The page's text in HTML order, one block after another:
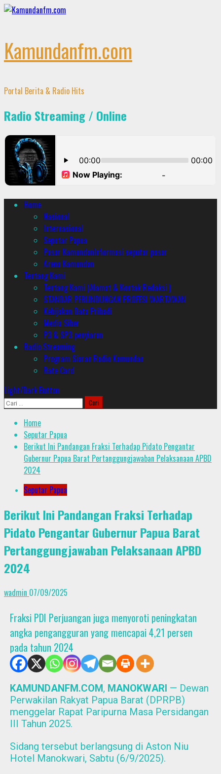
Skip
Kamundanfm.com
Portal Berita & Radio Hits
Radio Streaming / Online
PrimaryHome
Nasional
Internasional
Seputar Papua
Pasar KamundanInformasi seputar pasar
Arena Kamundan
Tentang Kami
Tentang Kami (Alamat & Kontak Redaksi )
STANDAR PERLINDUNGAN PROFESI WARTAWAN
Kebijakan Data Pribadi
Media Siber
P3 & SP3 penyiaran
Radio Streaming
Program Siaran Radio Kamundan
Rate Card
Light/Dark Button
Cari
Home
Seputar Papua
Berikut Ini Pandangan Fraksi Terhadap Pidato Pengantar
Gubernur Papua Barat Pertanggungjawaban Pelaksanaan APBD
2024
Seputar Papua
Berikut Ini Pandangan Fraksi Terhadap
Pidato Pengantar Gubernur Papua Barat
Pertanggungjawaban Pelaksanaan APBD
2024
wadmin 07/09/2025
Fraksi PDI Perjuangan juga menyoroti peningkatan
angka pengangguran yang mencapai 4,21 persen
pada tahun 2024
KAMUNDANFM.COM, MANOKWARI — Dewan
Perwakilan Rakyat Papua Barat (DPRPB)
menggelar Rapat Paripurna Masa Persidangan
III Tahun 2025.
Sidang tersebut berlangsung di Aston Niu
Hotel Manokwari, Sabtu (6/9/2025).